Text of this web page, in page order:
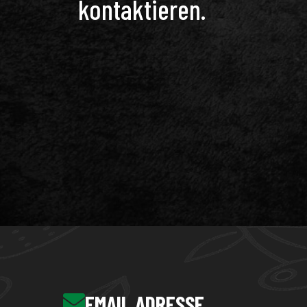
kontaktieren.